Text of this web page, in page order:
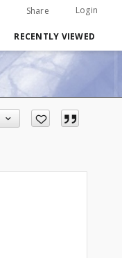
Share Login
RECENTLY VIEWED